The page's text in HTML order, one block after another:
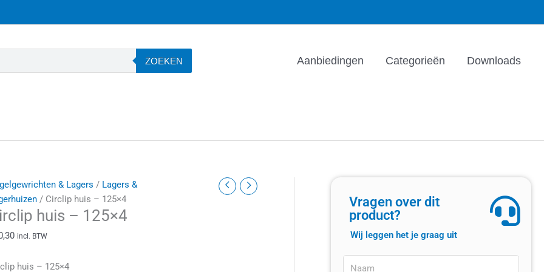
ZOEKEN Aanbiedingen Categorieën Downloads
& Lagers / Lagers &
/ Circlip huis – 125×4
huis – 125×4
incl. BTW
huis – 125×4
Vragen over dit
product?
Wij leggen het je graag uit